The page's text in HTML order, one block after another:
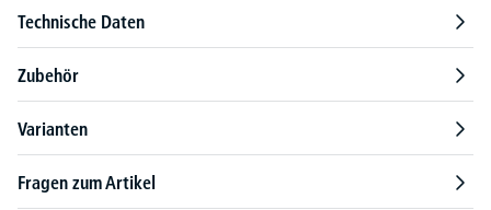
Technische Daten
Zubehör
Varianten
Fragen zum Artikel